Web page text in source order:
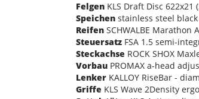
Felgen KLS Draft Disc 622x21
Speichen stainless steel black
Reifen SCHWALBE Marathon
Steuersatz FSA 1.5 semi-
Steckachse ROCK SHOX
Vorbau PROMAX a-head
Lenker KALLOY RiseBar -
Griffe KLS Wave 2Density